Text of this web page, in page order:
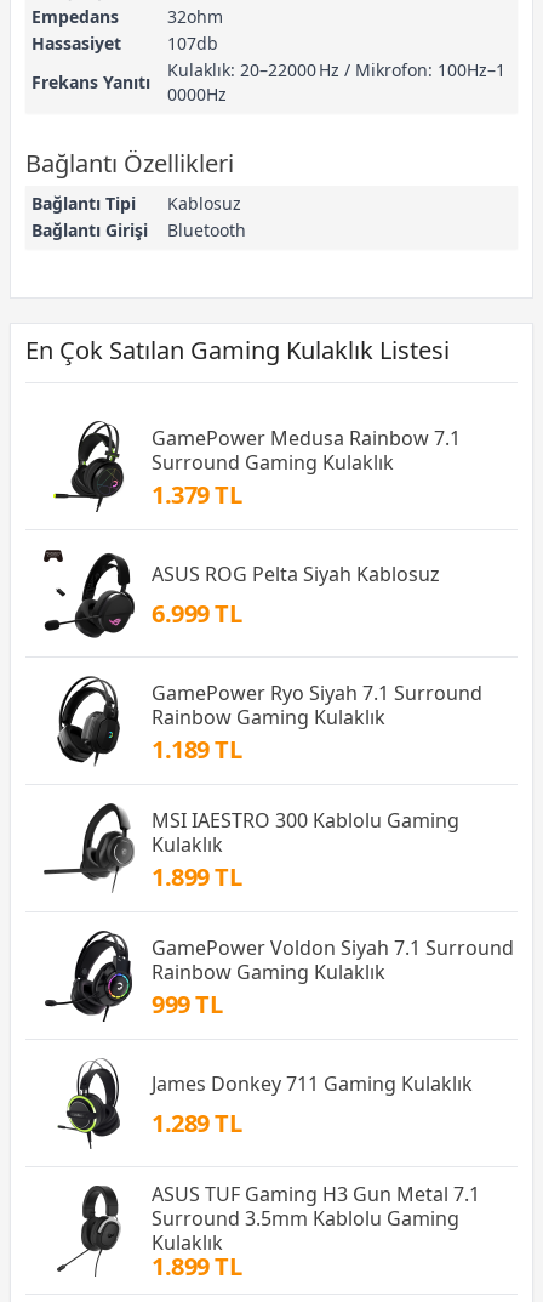
Empedans
32ohm
Hassasiyet
107db
Frekans Yanıtı
Kulaklık: 20–22000 Hz / Mikrofon: 100Hz–1
0000Hz
Bağlantı Özellikleri
Bağlantı Tipi
Kablosuz
Bağlantı Girişi
Bluetooth
En Çok Satılan Gaming Kulaklık Listesi
GamePower Medusa Rainbow 7.1
Surround Gaming Kulaklık
1.379 TL
ASUS ROG Pelta Siyah Kablosuz
6.999 TL
GamePower Ryo Siyah 7.1 Surround
Rainbow Gaming Kulaklık
1.189 TL
MSI IAESTRO 300 Kablolu Gaming
Kulaklık
1.899 TL
GamePower Voldon Siyah 7.1 Surround
Rainbow Gaming Kulaklık
999 TL
James Donkey 711 Gaming Kulaklık
1.289 TL
ASUS TUF Gaming H3 Gun Metal 7.1
Surround 3.5mm Kablolu Gaming
Kulaklık
1.899 TL